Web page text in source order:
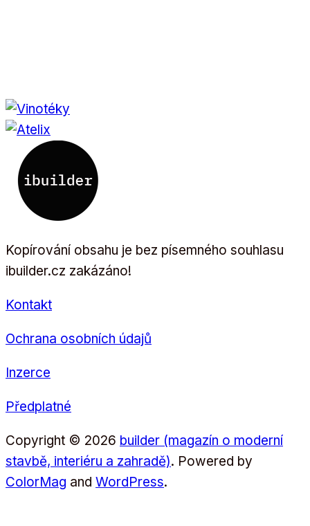
Kopírování obsahu je bez písemného souhlasu
ibuilder.cz zakázáno!
Kontakt
Ochrana osobních údajů
Inzerce
Předplatné
Copyright © 2026 builder (magazín o moderní
stavbě, interiéru a zahradě). Powered by
ColorMag and WordPress.